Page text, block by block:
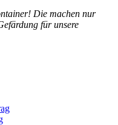
Die machen nur
für unsere